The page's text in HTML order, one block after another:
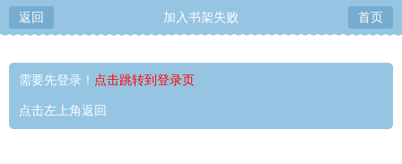
返回 加入书架失败 首页
需要先登录！ 点击跳转到登录页
点击左上角返回